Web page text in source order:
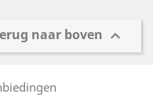
naar boven 